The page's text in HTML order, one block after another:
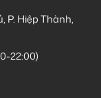
P. Hiệp Thành,
22:00)